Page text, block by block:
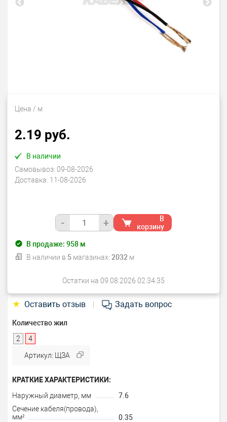
Цена / м
2.19 руб.
В наличии
Самовывоз: 09-08-2026
Доставка: 11-08-2026
- +
В
корзину
В продаже: 958м
В наличии в 5 магазинах: 2032 м
Остатки на 09.08.2026 02:34:35
★ Оставить отзыв Задать вопрос
Количество жил
2
4
Артикул: ЩЗА
КРАТКИЕ ХАРАКТЕРИСТИКИ:
Наружный диаметр, мм
7.6
Сечение кабеля(провода),
мм²
0.35